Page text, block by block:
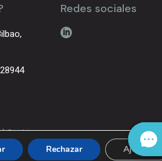
Redes sociales
|Cookies
Rechazar Ajustes